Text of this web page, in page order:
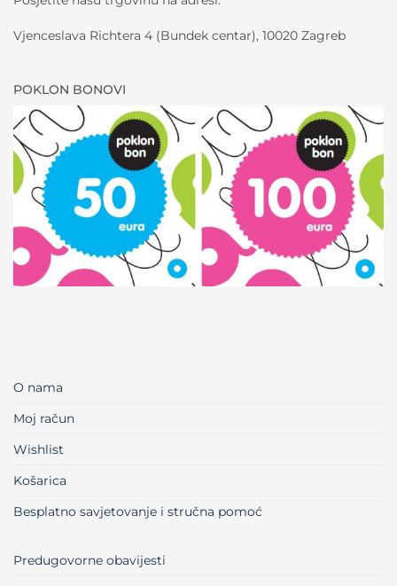
Vjenceslava Richtera 4 (Bundek centar), 10020 Zagreb
POKLON BONOVI
O nama
Moj račun
Wishlist
Košarica
Besplatno savjetovanje i stručna pomoć
Predugovorne obavijesti